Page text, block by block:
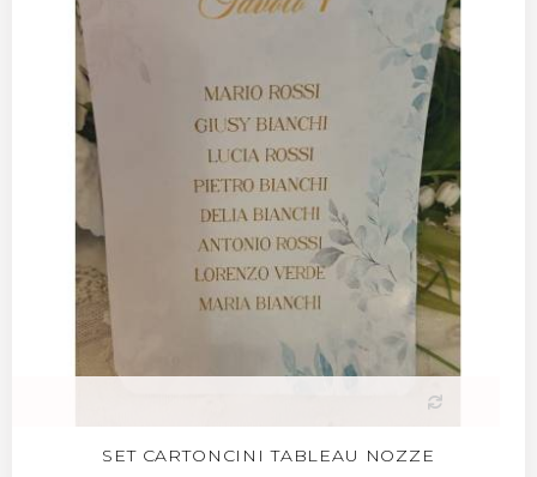
SET CARTONCINI TABLEAU NOZZE